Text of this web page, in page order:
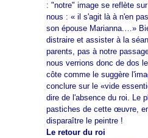
: "notre" image se reflète
nous : « il s'agit là à n'en
son épouse Marianna.…»
distraire et assister à la
parents, pas à notre
nous verrions donc de dos
côte comme le suggère
conclure sur le «vide
dire de l'absence du roi. Le
pastiches de cette œuvre,
disparaître le peintre !
Le retour du roi